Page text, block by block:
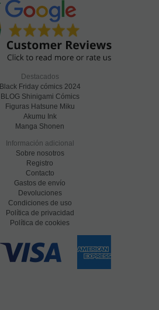
Destacados
Black Friday cómics 2024
BLOG Shinigami Cómics
Figuras Hatsune Miku
Akumu Ink
Manga Shonen
Información adicional
Sobre nosotros
Registro
Contacto
Gastos de envío
Devoluciones
Condiciones de uso
Política de privacidad
Política de cookies